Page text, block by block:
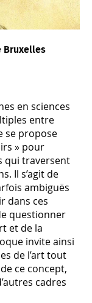
Bruxelles
en sciences
entre
se propose
» pour
qui traversent
Il s’agit de
ambiguës
dans ces
questionner
et de la
invite ainsi
de l’art tout
ce concept,
cadres